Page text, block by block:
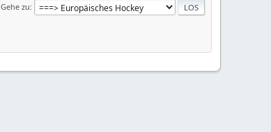
Gehe zu